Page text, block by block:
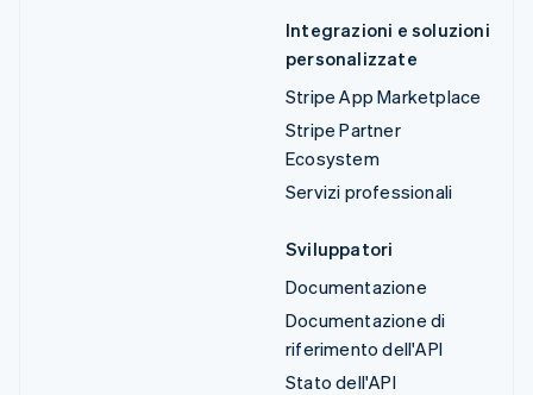
Integrazioni e soluzioni
personalizzate
Stripe App Marketplace
Stripe Partner
Ecosystem
Servizi professionali
Sviluppatori
Documentazione
Documentazione di
riferimento dell'API
Stato dell'API